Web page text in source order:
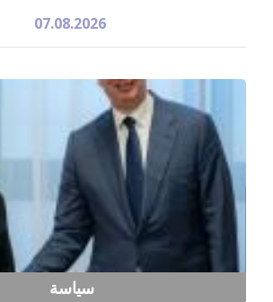
07.08.2026
سياسة